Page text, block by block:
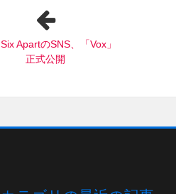
ApartのSNS、「Vox」
正式公開